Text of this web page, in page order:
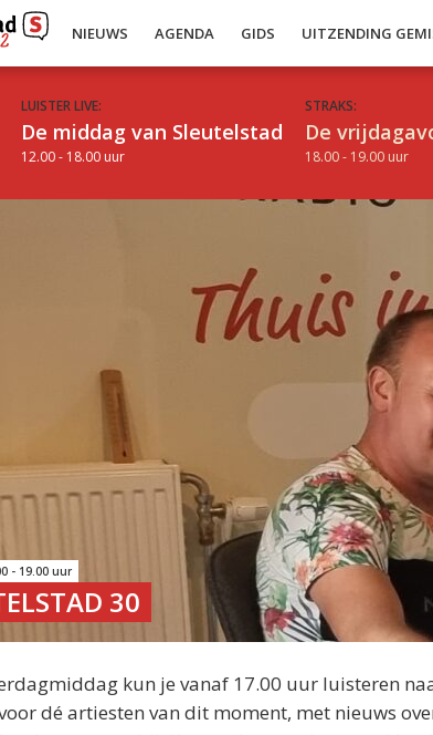
NIEUWS AGENDA GIDS UITZENDING
LUISTER LIVE:
De middag van Sleutelstad
12.00 - 18.00 uur
STRAKS:
De
18.00 - 19.00 uur
- 19.00 uur
30
kun je vanaf 17.00 uur luisteren
dé artiesten van dit moment, met nieuws